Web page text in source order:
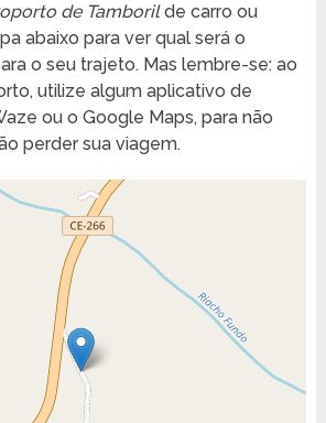
de Tamborilde carro ou
abaixo para ver qual será o
o seu trajeto. Mas lembre-se: ao
utilize algum aplicativo de
ou o Google Maps, para não
perder sua viagem.